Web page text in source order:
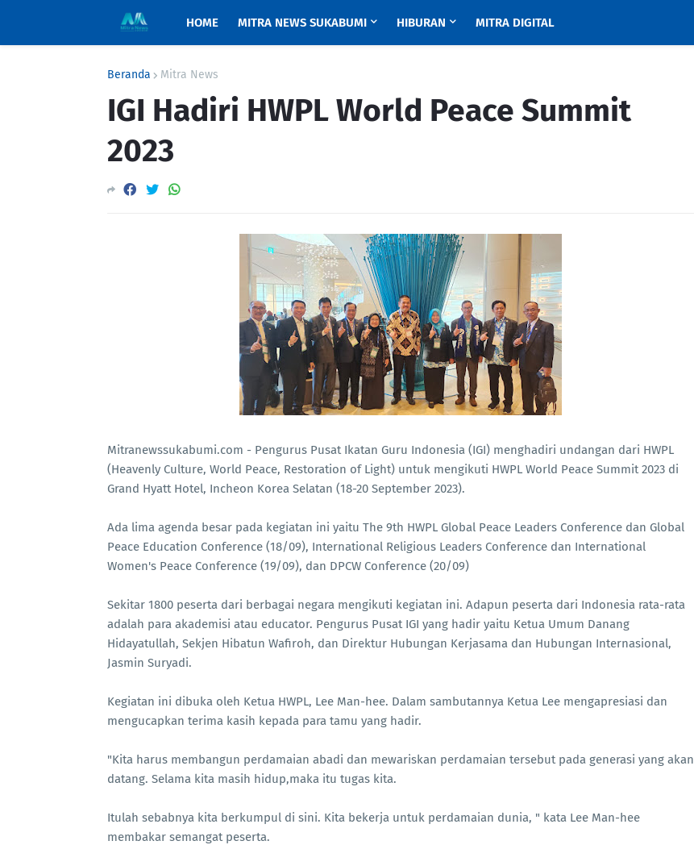
HOME MITRA NEWS SUKABUMI HIBURAN MITRA DIGITAL
Beranda Mitra News
IGI Hadiri HWPL World Peace Summit
2023
Mitranewssukabumi.com - Pengurus Pusat Ikatan Guru Indonesia (IGI) menghadiri undangan dari HWPL
(Heavenly Culture, World Peace, Restoration of Light) untuk mengikuti HWPL World Peace Summit 2023 di
Grand Hyatt Hotel, Incheon Korea Selatan (18-20 September 2023).
Ada lima agenda besar pada kegiatan ini yaitu The 9th HWPL Global Peace Leaders Conference dan Global
Peace Education Conference (18/09), International Religious Leaders Conference dan International
Women's Peace Conference (19/09), dan DPCW Conference (20/09)
Sekitar 1800 peserta dari berbagai negara mengikuti kegiatan ini. Adapun peserta dari Indonesia rata-rata
adalah para akademisi atau educator. Pengurus Pusat IGI yang hadir yaitu Ketua Umum Danang
Hidayatullah, Sekjen Hibatun Wafiroh, dan Direktur Hubungan Kerjasama dan Hubungan Internasional,
Jasmin Suryadi.
Kegiatan ini dibuka oleh Ketua HWPL, Lee Man-hee. Dalam sambutannya Ketua Lee mengapresiasi dan
mengucapkan terima kasih kepada para tamu yang hadir.
"Kita harus membangun perdamaian abadi dan mewariskan perdamaian tersebut pada generasi yang akan
datang. Selama kita masih hidup,maka itu tugas kita.
Itulah sebabnya kita berkumpul di sini. Kita bekerja untuk perdamaian dunia, " kata Lee Man-hee
membakar semangat peserta.